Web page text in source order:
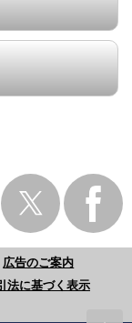
広告のご案内
法に基づく表示